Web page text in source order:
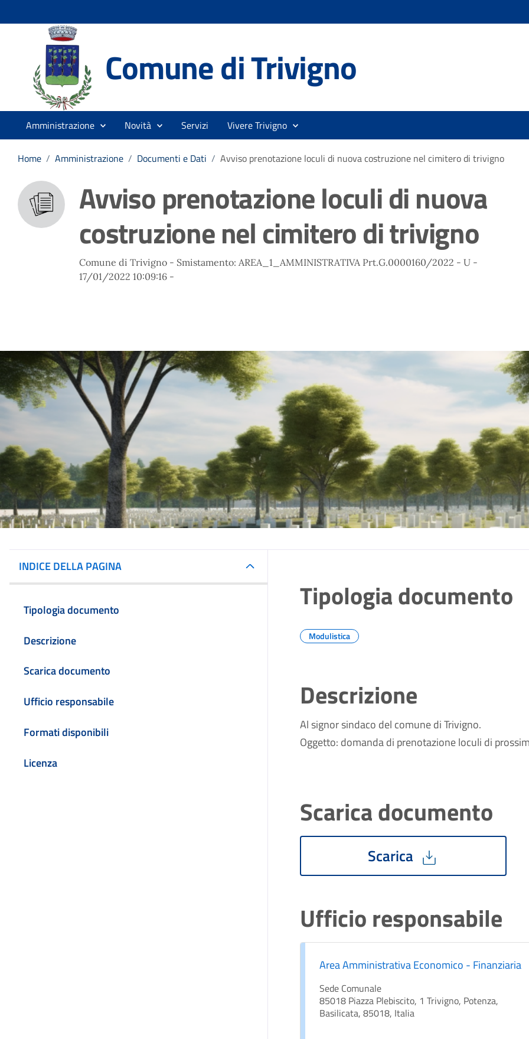
Comune di Trivigno
Amministrazione Novità Servizi Vivere Trivigno
Home / Amministrazione / Documenti e Dati / Avviso prenotazione loculi di nuova costruzione nel cimitero di trivigno
Avviso prenotazione loculi di nuova
costruzione nel cimitero di trivigno
Comune di Trivigno - Smistamento: AREA_1_AMMINISTRATIVA Prt.G.0000160/2022 - U -
17/01/2022 10:09:16 -
INDICE DELLA PAGINA
Tipologia documento
Descrizione
Scarica documento
Ufficio responsabile
Formati disponibili
Licenza
Tipologia documento
Modulistica
Descrizione
Al signor sindaco del comune di Trivigno.
Oggetto: domanda di prenotazione loculi di
Scarica documento
Scarica
Ufficio responsabile
Area Amministrativa Economico - Finanziaria
Sede Comunale
85018 Piazza Plebiscito, 1 Trivigno, Potenza,
Basilicata, 85018, Italia